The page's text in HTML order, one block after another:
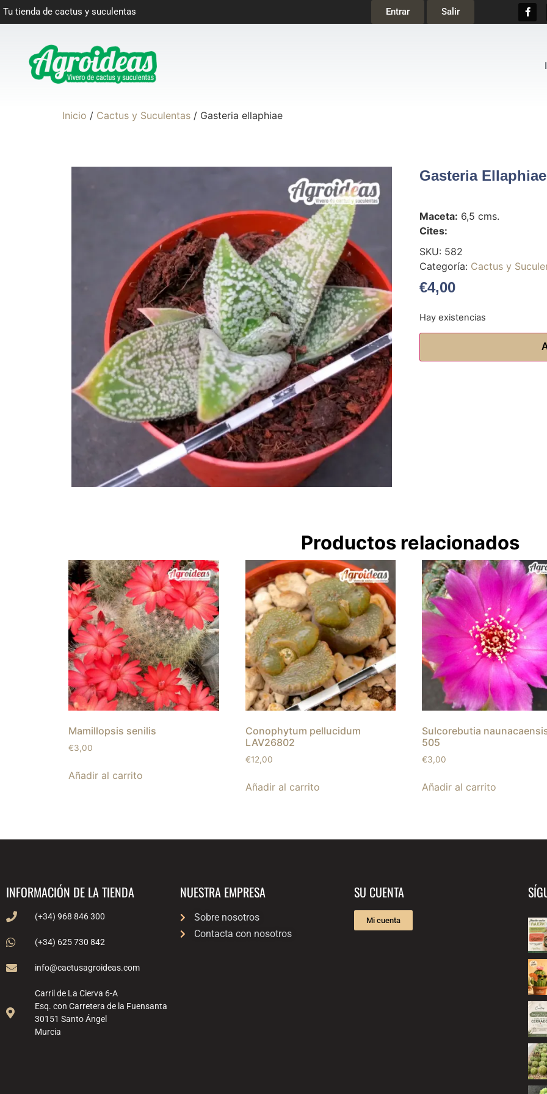
Tu tienda de cactus y suculentas Entrar Salir
Inicio / Cactus y Suculentas / Gasteria ellaphiae
Gasteria Ellaphiae
Maceta: 6,5 cms.
Cites:
SKU: 582
Categoría: Cactus y
€4,00
Hay existencias
Productos relacionados
Mamillopsis senilis
€3,00
Añadir al carrito
Conophytum pellucidum
LAV26802
€12,00
Añadir al carrito
Sulcorebutia
505
€3,00
Añadir al carrito
INFORMACIÓN DE LA TIENDA
(+34) 968 846 300
(+34) 625 730 842
info@cactusagroideas.com
Carril de La Cierva 6-A
Esq. con Carretera de la Fuensanta
30151 Santo Ángel
Murcia
NUESTRA EMPRESA
Sobre nosotros
Contacta con nosotros
SU CUENTA
Mi cuenta